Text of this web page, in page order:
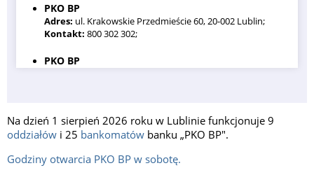
PKO BP
Adres: ul. Krakowskie Przedmieście 60, 20-002 Lublin;
Kontakt: 800 302 302;
PKO BP
Adres:ul. Łęczyńska 51, 20-313 Lublin;
Kontakt:800 302 302;
PKO BP
Na dzień 1 sierpień 2026 roku w Lublinie funkcjonuje 9
oddziałów i 25 bankomatów banku „PKO BP".
Godziny otwarcia PKO BP w sobotę.